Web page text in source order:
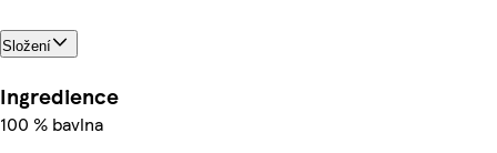
Složení
Ingredience
100 % bavlna